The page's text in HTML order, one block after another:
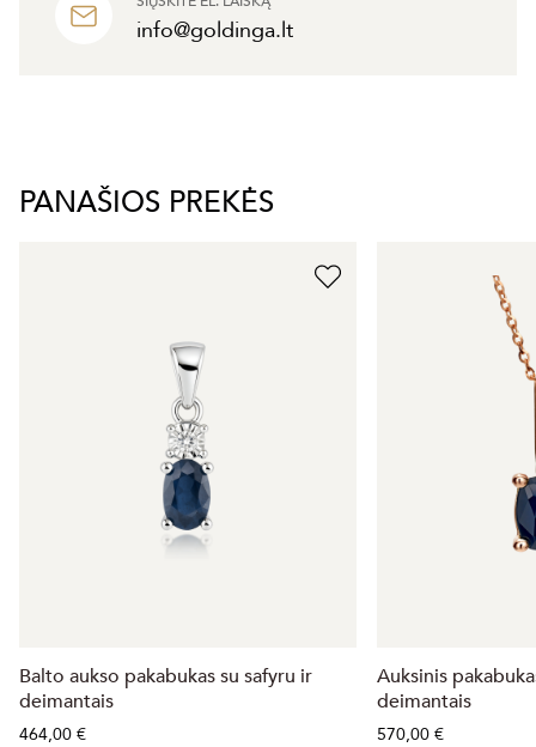
info@goldinga.lt
PANAŠIOS PREKĖS
Balto aukso pakabukas su safyru ir
deimantais
464,00 €
Auksinis
deimantais
570,00 €